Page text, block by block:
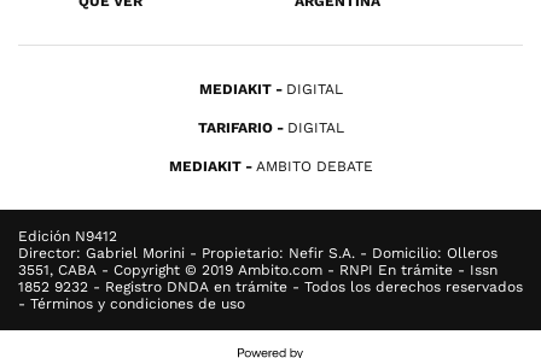
MEDIAKIT DIGITAL
TARIFARIO DIGITAL
MEDIAKIT AMBITO DEBATE
Edición N9412
Director: Gabriel Morini - Propietario: Nefir S.A. - Domicilio: Olleros
3551, CABA - Copyright © 2019 Ambito.com - RNPI En trámite - Issn
1852 9232 - Registro DNDA en trámite - Todos los derechos reservados
- Términos y condiciones de uso